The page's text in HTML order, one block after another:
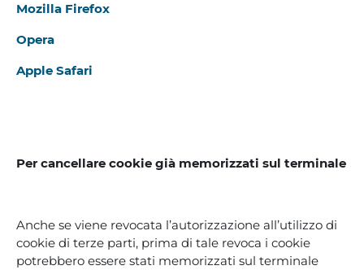
Mozilla Firefox
Opera
Apple Safari
Per cancellare cookie già memorizzati sul terminale
Anche se viene revocata l’autorizzazione all’utilizzo di
cookie di terze parti, prima di tale revoca i cookie
potrebbero essere stati memorizzati sul terminale